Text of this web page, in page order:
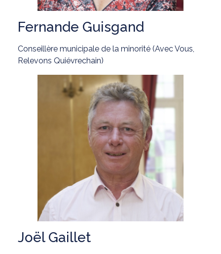
Fernande Guisgand
Conseillère municipale de la minorité (Avec Vous,
Relevons Quiévrechain)
Joël Gaillet